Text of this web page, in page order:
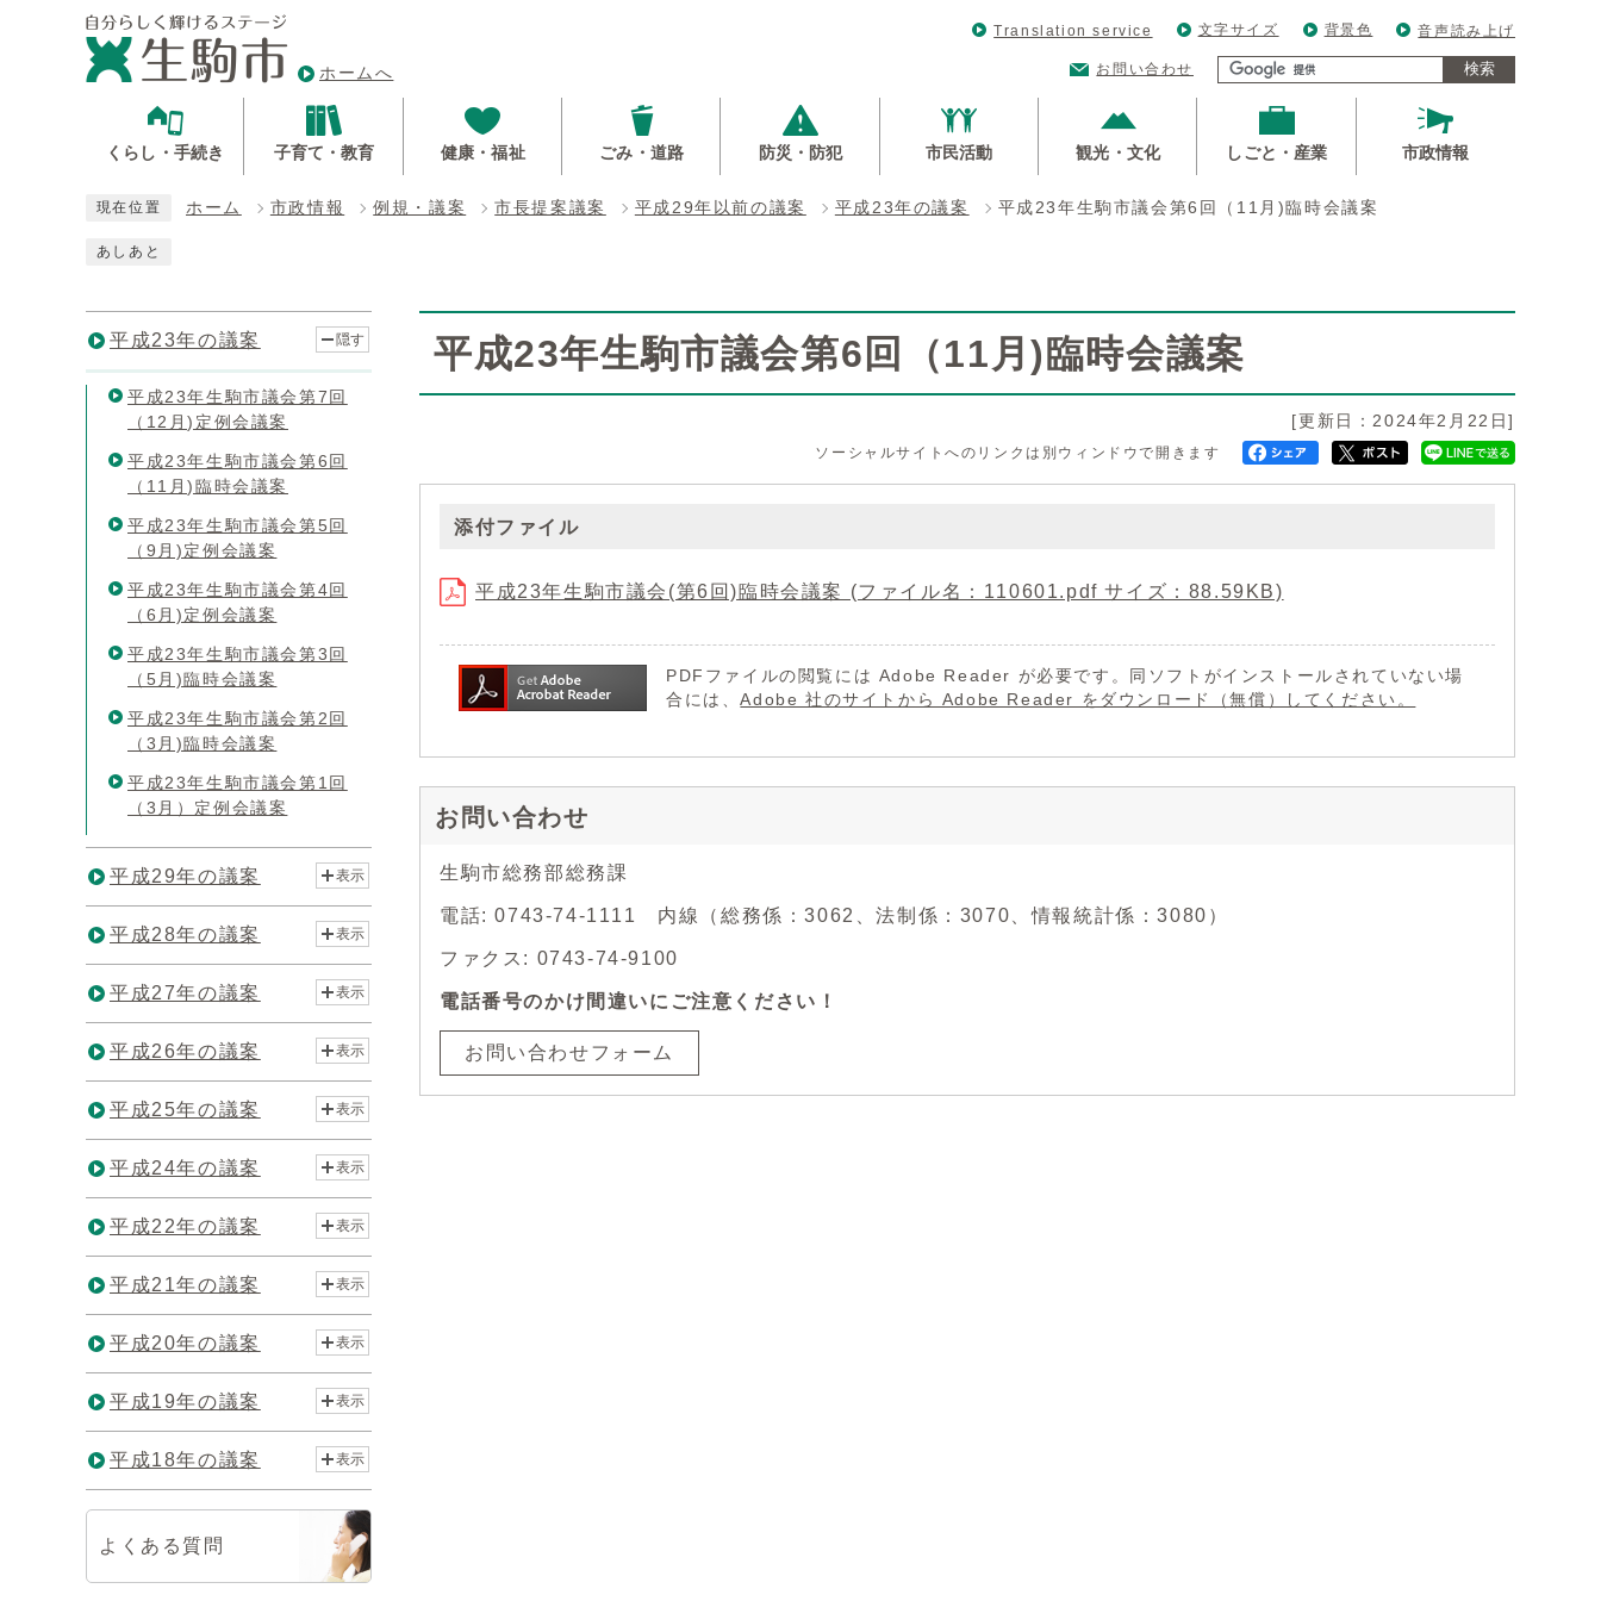
ホームへ
Translation service 文字サイズ 背景色 音声読み上げ
お問い合わせ 検索
くらし・手続き 子育て・教育 健康・福祉 ごみ・道路 防災・防犯 市民活動 観光・文化 しごと・産業 市政情報
現在位置 ホーム 市政情報 例規・議案 市長提案議案 平成29年以前の議案 平成23年の議案 平成23年生駒市議会第6回（11月)臨時会議案
あしあと
平成23年生駒市議会第6回（11月)臨時会議案
[更新日：2024年2月22日]
ソーシャルサイトへのリンクは別ウィンドウで開きます
添付ファイル
平成23年生駒市議会(第6回)臨時会議案 (ファイル名：110601.pdf サイズ：88.59KB)
PDFファイルの閲覧には Adobe Reader が必要です。同ソフトがインストールされていない場
合には、Adobe 社のサイトから Adobe Reader をダウンロード（無償）してください。
お問い合わせ
生駒市総務部総務課
電話: 0743-74-1111 内線（総務係：3062、法制係：3070、情報統計係：3080）
ファクス: 0743-74-9100
電話番号のかけ間違いにご注意ください！
お問い合わせフォーム
平成23年の議案 隠す
平成23年生駒市議会第7回
（12月)定例会議案
平成23年生駒市議会第6回
（11月)臨時会議案
平成23年生駒市議会第5回
（9月)定例会議案
平成23年生駒市議会第4回
（6月)定例会議案
平成23年生駒市議会第3回
（5月)臨時会議案
平成23年生駒市議会第2回
（3月)臨時会議案
平成23年生駒市議会第1回
（3月）定例会議案
平成29年の議案 表示
平成28年の議案 表示
平成27年の議案 表示
平成26年の議案 表示
平成25年の議案 表示
平成24年の議案 表示
平成22年の議案 表示
平成21年の議案 表示
平成20年の議案 表示
平成19年の議案 表示
平成18年の議案 表示
よくある質問